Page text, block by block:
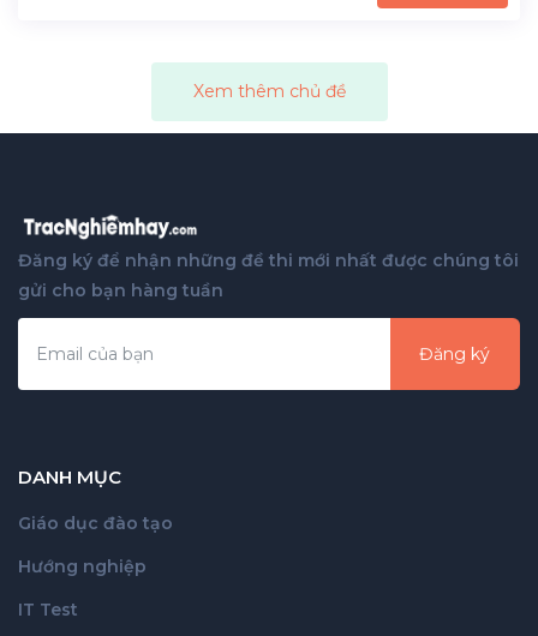
Xem thêm chủ đề
Đăng ký để nhận những đề thi mới nhất được chúng tôi
gửi cho bạn hàng tuần
Đăng ký
DANH MỤC
Giáo dục đào tạo
Hướng nghiệp
IT Test